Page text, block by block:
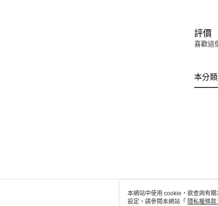
評價
喜歡這
本分
本網站中使用 cookie，欲查詢有
設定，請參閱本網站「 隱私權條款